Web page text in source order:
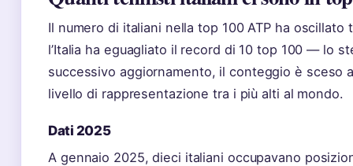
Il numero di italiani nella top 100 ATP ha
l’Italia ha eguagliato il record di 10 top 100 — lo
successivo aggiornamento, il conteggio è sceso
livello di rappresentazione tra i più alti al mondo.
Dati 2025
A gennaio 2025, dieci italiani occupavano